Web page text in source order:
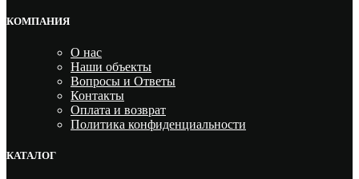
КОМПАНИЯ
О нас
Наши объекты
Вопросы и Ответы
Контакты
Оплата и возврат
Политика конфиденциальности
КАТАЛОГ